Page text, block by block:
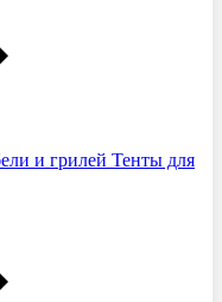
Тенты для